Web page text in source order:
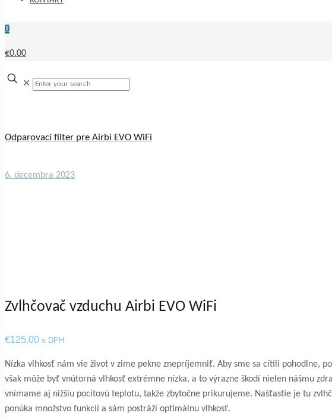
0
€0.00
✕
Odparovací filter pre Airbi EVO WiFi
6. decembra 2023
Zvlhčovač vzduchu Airbi EVO WiFi
€125.00 s DPH
Nízka vlhkosť nám vie život v zime pekne znepríjemniť. Aby sme sa cítili pohodlne,
však môže byť vnútorná vlhkosť extrémne nízka, a to výrazne škodí nielen nášmu
vnímame aj nižšiu pocitovú teplotu, takže zbytočne prikurujeme. Našťastie je tu
ponúka množstvo funkcií a sám postráži optimálnu vlhkosť.